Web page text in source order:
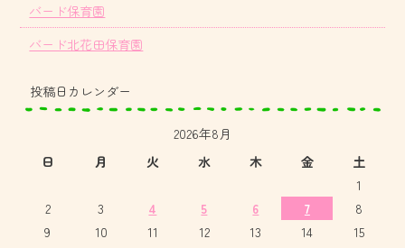
バード保育園
バード北花田保育園
投稿日カレンダー
2026年8月
日
月 火 水 木 金
土
1
2
3 4 5 6 7
8
9
10 11 12 13 14
15